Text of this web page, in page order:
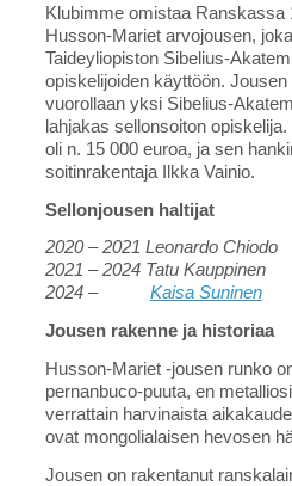
Klubimme omistaa Ranskassa
Husson-Mariet arvojousen,
Taideyliopiston Sibelius-
opiskelijoiden käyttöön.
vuorollaan yksi Sibelius-
lahjakas sellonsoiton
oli n. 15 000 euroa, ja sen
soitinrakentaja Ilkka Vainio.
Sellonjousen haltijat
2020 – 2021 Leonardo Chiodo
2021 – 2024 Tatu Kauppinen
2024 – Kaisa Suninen
Jousen rakenne ja historiaa
Husson-Mariet -jousen runko
pernanbuco-puuta, en
verrattain harvinaista
ovat mongolialaisen hevosen
Jousen on rakentanut